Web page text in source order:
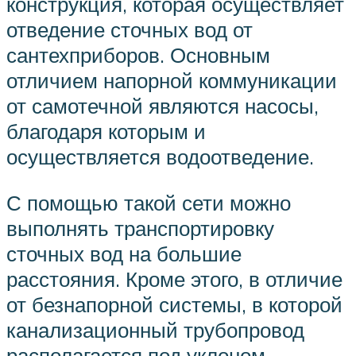
отведение сточных вод от
сантехприборов. Основным
отличием напорной коммуникации
от самотечной являются насосы,
благодаря которым и
осуществляется водоотведение.
С помощью такой сети можно
выполнять транспортировку
сточных вод на большие
расстояния. Кроме этого, в отличие
от безнапорной системы, в которой
канализационный трубопровод